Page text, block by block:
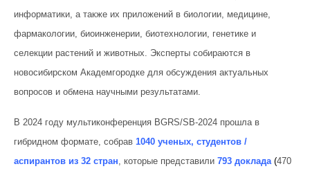
информатики, а также их приложений в биологии, медицине,
фармакологии, биоинженерии, биотехнологии, генетике и
селекции растений и животных. Эксперты собираются в
новосибирском Академгородке для обсуждения актуальных
вопросов и обмена научными результатами.
В 2024 году мультиконференция BGRS/SB-2024 прошла в
гибридном формате, собрав 1040 ученых, студентов /
аспирантов из 32 стран, которые представили 793 доклада(470